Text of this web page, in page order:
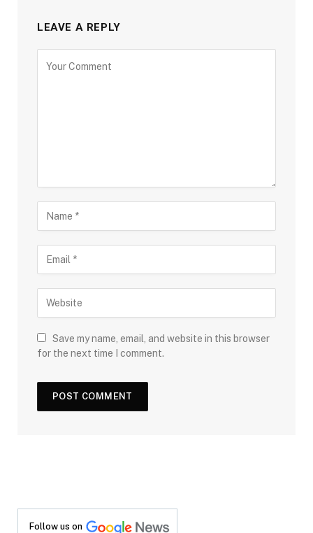
LEAVE A REPLY
Save my name, email, and website in this browser
for the next time I comment.
Follow us on